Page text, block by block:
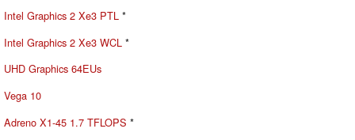
Intel Graphics 2 Xe3 PTL *
Intel Graphics 2 Xe3 WCL *
UHD Graphics 64EUs
Vega 10
Adreno X1-45 1.7 TFLOPS *